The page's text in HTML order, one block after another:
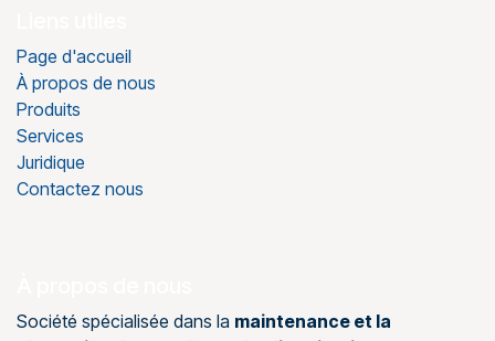
Page d'accueil
À propos de nous
Produits
Services
Juridique
Contactez nous
Société spécialisée dans la maintenance et la